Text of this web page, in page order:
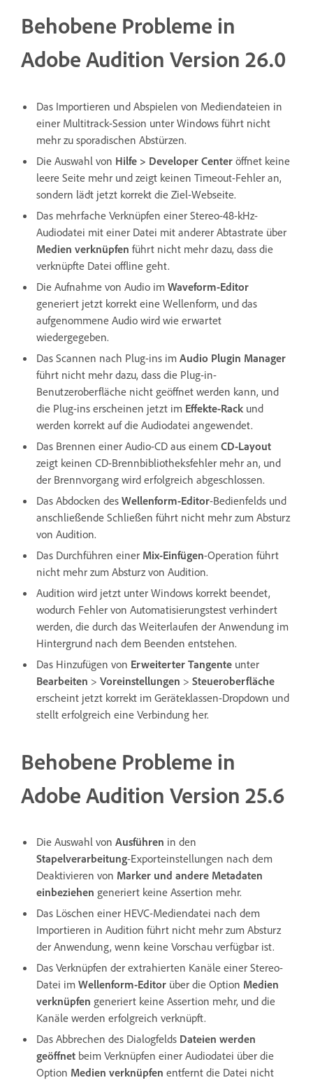
Behobene Probleme in
Adobe Audition Version 26.0
Das Importieren und Abspielen von Mediendateien in
einer Multitrack-Session unter Windows führt nicht
mehr zu sporadischen Abstürzen.
Die Auswahl von Hilfe > Developer Center öffnet keine
leere Seite mehr und zeigt keinen Timeout-Fehler an,
sondern lädt jetzt korrekt die Ziel-Webseite.
Das mehrfache Verknüpfen einer Stereo-48-kHz-
Audiodatei mit einer Datei mit anderer Abtastrate über
Medien verknüpfen führt nicht mehr dazu, dass die
verknüpfte Datei offline geht.
Die Aufnahme von Audio im Waveform-Editor
generiert jetzt korrekt eine Wellenform, und das
aufgenommene Audio wird wie erwartet
wiedergegeben.
Das Scannen nach Plug-ins im Audio Plugin Manager
führt nicht mehr dazu, dass die Plug-in-
Benutzeroberfläche nicht geöffnet werden kann, und
die Plug-ins erscheinen jetzt im Effekte-Rack und
werden korrekt auf die Audiodatei angewendet.
Das Brennen einer Audio-CD aus einem CD-Layout
zeigt keinen CD-Brennbibliotheksfehler mehr an, und
der Brennvorgang wird erfolgreich abgeschlossen.
Das Abdocken des Wellenform-Editor-Bedienfelds und
anschließende Schließen führt nicht mehr zum Absturz
von Audition.
Das Durchführen einer Mix-Einfügen-Operation führt
nicht mehr zum Absturz von Audition.
Audition wird jetzt unter Windows korrekt beendet,
wodurch Fehler von Automatisierungstest verhindert
werden, die durch das Weiterlaufen der Anwendung im
Hintergrund nach dem Beenden entstehen.
Das Hinzufügen von Erweiterter Tangente unter
Bearbeiten > Voreinstellungen > Steueroberfläche
erscheint jetzt korrekt im Geräteklassen-Dropdown und
stellt erfolgreich eine Verbindung her.
Behobene Probleme in
Adobe Audition Version 25.6
Die Auswahl von Ausführen in den
Stapelverarbeitung-Exporteinstellungen nach dem
Deaktivieren von Marker und andere Metadaten
einbeziehen generiert keine Assertion mehr.
Das Löschen einer HEVC-Mediendatei nach dem
Importieren in Audition führt nicht mehr zum Absturz
der Anwendung, wenn keine Vorschau verfügbar ist.
Das Verknüpfen der extrahierten Kanäle einer Stereo-
Datei im Wellenform-Editor über die Option Medien
verknüpfen generiert keine Assertion mehr, und die
Kanäle werden erfolgreich verknüpft.
Das Abbrechen des Dialogfelds Dateien werden
geöffnet beim Verknüpfen einer Audiodatei über die
Option Medien verknüpfen entfernt die Datei nicht